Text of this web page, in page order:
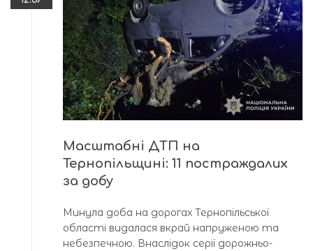
Масштабні ДТП на
Тернопільщині: 11 постраждалих
за добу
Минула доба на дорогах Тернопільської
області видалася вкрай напруженою та
небезпечною. Внаслідок серії дорожньо-